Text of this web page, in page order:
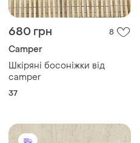
680 грн 8
Camper
Шкіряні босоніжки від
camper
37